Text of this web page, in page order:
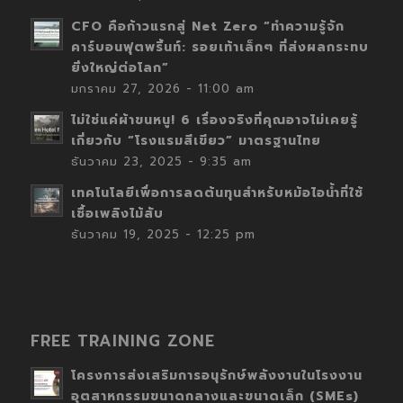
CFO คือก้าวแรกสู่ Net Zero “ทำความรู้จัก
คาร์บอนฟุตพริ้นท์: รอยเท้าเล็กๆ ที่ส่งผลกระทบ
ยิ่งใหญ่ต่อโลก”
มกราคม 27, 2026 - 11:00 am
ไม่ใช่แค่ผ้าขนหนู! 6 เรื่องจริงที่คุณอาจไม่เคยรู้
เกี่ยวกับ “โรงแรมสีเขียว” มาตรฐานไทย
ธันวาคม 23, 2025 - 9:35 am
เทคโนโลยีเพื่อการลดต้นทุนสำหรับหม้อไอน้ำที่ใช้
เชื้อเพลิงไม้สับ
ธันวาคม 19, 2025 - 12:25 pm
FREE TRAINING ZONE
โครงการส่งเสริมการอนุรักษ์พลังงานในโรงงาน
อุตสาหกรรมขนาดกลางและขนาดเล็ก (SMEs)